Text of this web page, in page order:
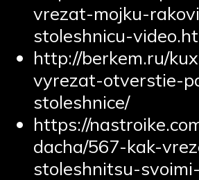
vrezat-mojku-
stoleshnicu-
http://berkem.ru/
vyrezat-otverstie-
stoleshnice/
https://
dacha/567-kak-
stoleshnitsu-